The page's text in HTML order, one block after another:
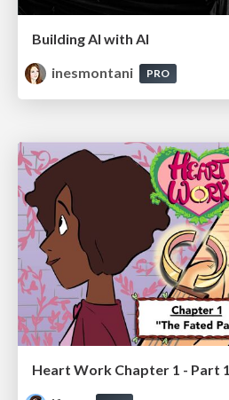
Building AI with AI
inesmontani
PRO
Heart Work Chapter 1 - Part 1